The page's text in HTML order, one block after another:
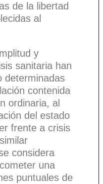
de la libertad
al
y
sanitaria han
determinadas
contenida
ordinaria, al
del estado
frente a crisis
considera
una
puntuales de